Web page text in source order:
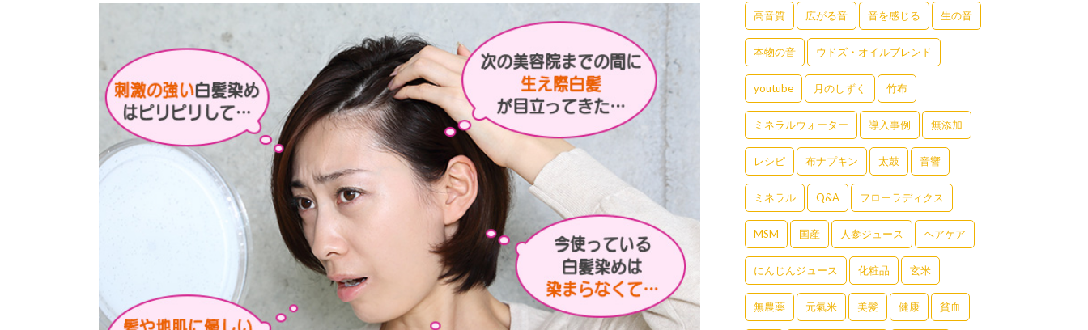
高音質 広がる音 音を感じる 生の音
本物の音 ウドズ・オイルブレンド
youtube 月のしずく 竹布
ミネラルウォーター 導入事例 無添加
レシピ 布ナプキン 太鼓 音響
ミネラル Q&A フローラディクス
MSM 国産 人参ジュース ヘアケア
にんじんジュース 化粧品 玄米
無農薬 元氣米 美髪 健康 貧血